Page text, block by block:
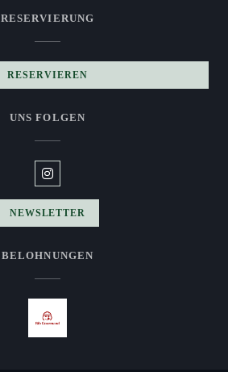
RESERVIERUNG
RESERVIEREN
UNS FOLGEN
Instagram ((öffnet ein neues
NEWSLETTER
BELOHNUNGEN